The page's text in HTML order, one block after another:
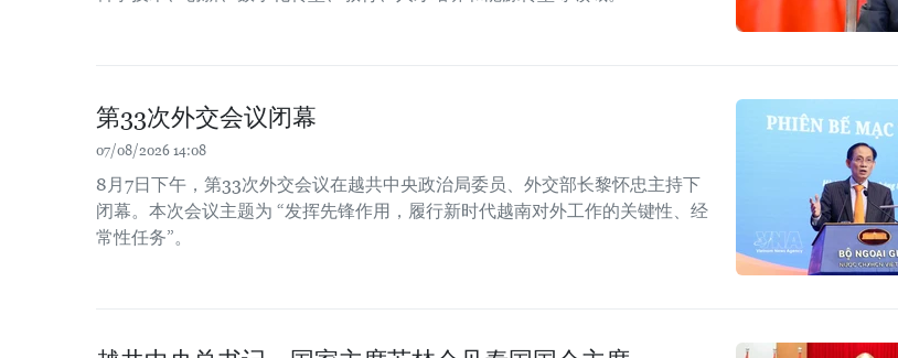
第33次外交会议闭幕
07/08/2026 14:08
8月7日下午，第33次外交会议在越共中央政治局委员、外交部长黎怀忠主持下
闭幕。本次会议主题为 “发挥先锋作用，履行新时代越南对外工作的关键性、经
常性任务”。